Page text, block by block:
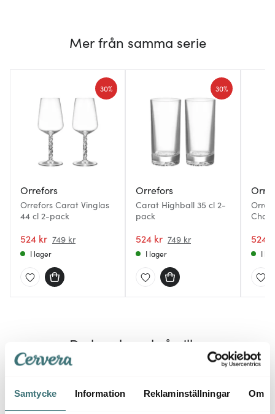
Samtycke Information Reklaminställningar Om
Mer från samma serie
Orrefors
Orrefors Carat Vinglas
44 cl 2-pack
524 kr 749 kr
30%
I lager
Orrefors
Carat Highball 35 cl 2-
pack
524 kr 749 kr
30%
I lager
524
I
Du kanske också gillar
25%